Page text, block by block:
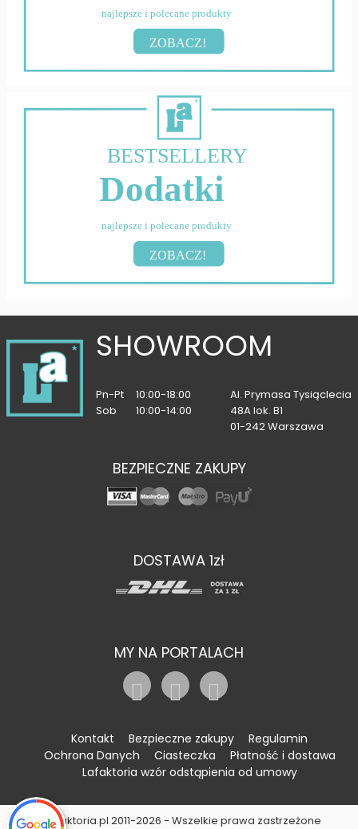
najlepsze i polecane produkty
ZOBACZ!
BESTSELLERY
Dodatki
najlepsze i polecane produkty
ZOBACZ!
SHOWROOM
Pn-Pt
10:00-18:00
Sob
10:00-14:00
Al. Prymasa Tysiąclecia
48A lok. B1
01-242 Warszawa
BEZPIECZNE ZAKUPY
DOSTAWA 1zł
MY NA PORTALACH
Kontakt Bezpieczne zakupy
Regulamin
Ochrona Danych
Ciasteczka
Płatność i dostawa
Lafaktoria wzór odstąpienia od umowy
©Lafaktoria.pl 2011-2026 - Wszelkie prawa zastrzeżone